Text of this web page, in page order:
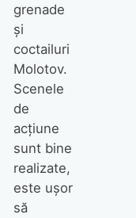
grenade
şi
coctailuri
Molotov.
Scenele
de
acţiune
sunt bine
realizate,
este uşor
să